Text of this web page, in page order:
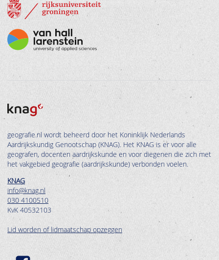
geografie.nl wordt beheerd door het Koninklijk Nederlands
Aardrijkskundig Genootschap (KNAG). Het KNAG is er voor alle
geografen, docenten aardrijkskunde en voor diegenen die zich met
het vakgebied geografie (aardrijkskunde) verbonden voelen.
KNAG
info@knag.nl
030 4100510
KvK 40532103
Lid worden of lidmaatschap opzeggen